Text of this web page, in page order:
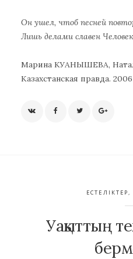
Он ушел, чтоб песней
Лишь делами славен
Марина КУАНЫШЕВА,
Казахстанская правда.
ЕСТЕЛІКТЕР,
Уақыттың